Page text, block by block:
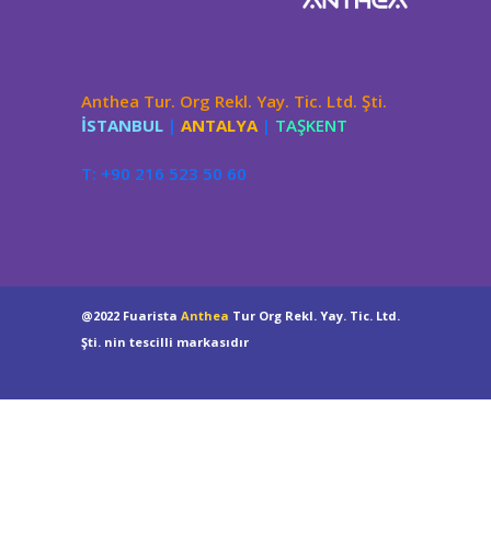
Anthea Tur. Org Rekl. Yay. Tic. Ltd. Şti.
İSTANBUL | ANTALYA | TAŞKENT
T: +90 216 523 50 60
@2022 Fuarista Anthea Tur Org Rekl. Yay. Tic. Ltd.
Şti. nin tescilli markasıdır